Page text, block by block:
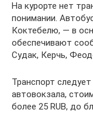
На курорте нет
понимании.
Коктебелю, — в
обеспечивают
Судак, Керчь,
Транспорт
автовокзала,
более 25 RUB, до